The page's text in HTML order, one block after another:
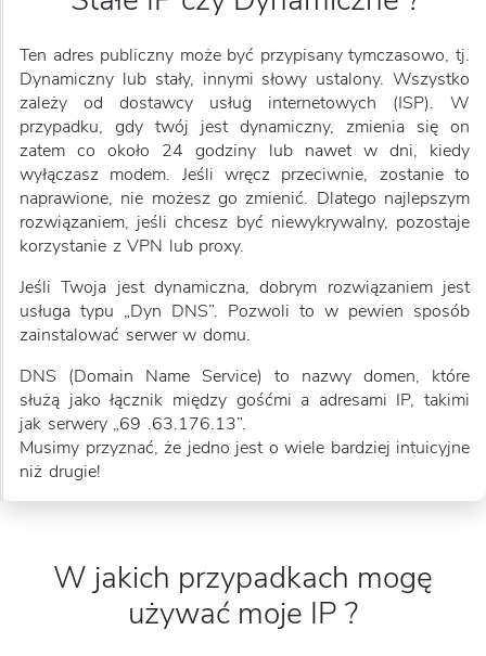
Ten adres publiczny może być przypisany tymczasowo, tj.
Dynamiczny lub stały, innymi słowy ustalony. Wszystko
zależy od dostawcy usług internetowych (ISP). W
przypadku, gdy twój jest dynamiczny, zmienia się on
zatem co około 24 godziny lub nawet w dni, kiedy
wyłączasz modem. Jeśli wręcz przeciwnie, zostanie to
naprawione, nie możesz go zmienić. Dlatego najlepszym
rozwiązaniem, jeśli chcesz być niewykrywalny, pozostaje
korzystanie z VPN lub proxy.
Jeśli Twoja jest dynamiczna, dobrym rozwiązaniem jest
usługa typu „Dyn DNS”. Pozwoli to w pewien sposób
zainstalować serwer w domu.
DNS (Domain Name Service) to nazwy domen, które
służą jako łącznik między gośćmi a adresami IP, takimi
jak serwery „69 .63.176.13”.
Musimy przyznać, że jedno jest o wiele bardziej intuicyjne
niż drugie!
W jakich przypadkach mogę
używać moje IP ?